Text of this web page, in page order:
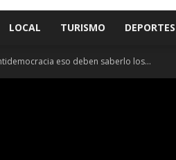
LOCAL TURISMO DEPORTES
eso deben saberlo los...